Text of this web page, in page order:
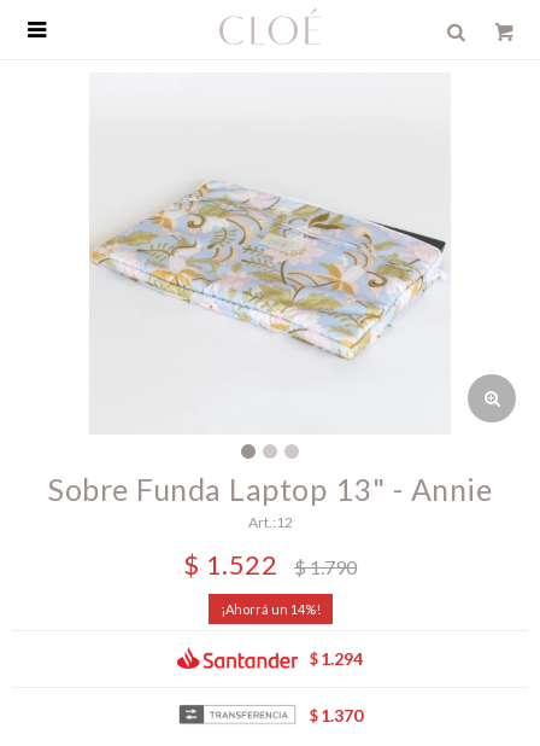

Sobre Funda Laptop 13" - Annie
12
$ 1.522 $1.790
14
$ 1.294
$ 1.370